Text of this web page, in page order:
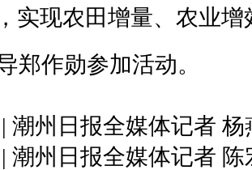
实现农田增量、农业
郑作勋参加活动。
潮州日报全媒体记者
潮州日报全媒体记者 陈